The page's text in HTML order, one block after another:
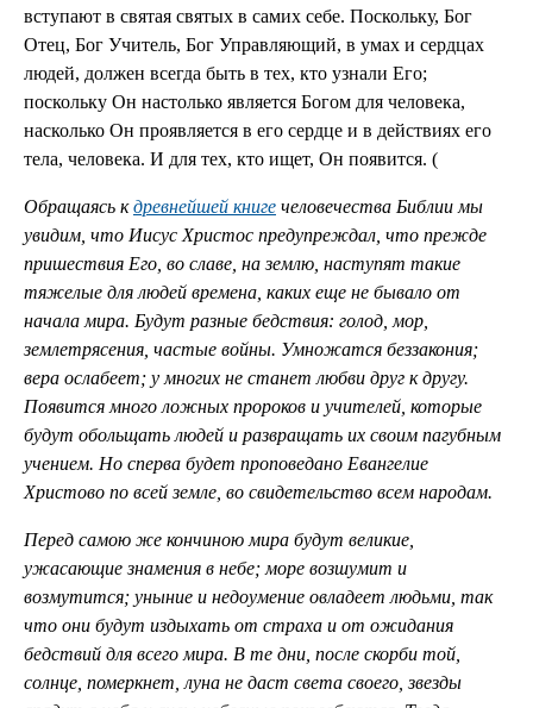
вступают в святая святых в самих себе. Поскольку, Бог
Отец, Бог Учитель, Бог Управляющий, в умах и сердцах
людей, должен всегда быть в тех, кто узнали Его;
поскольку Он настолько является Богом для человека,
насколько Он проявляется в его сердце и в действиях его
тела, человека. И для тех, кто ищет, Он появится. (
Обращаясь кдревнейшей книге человечества Библии мы
увидим, что Иисус Христос предупреждал, что прежде
пришествия Его, во славе, на землю, наступят такие
тяжелые для людей времена, каких еще не бывало от
начала мира. Будут разные бедствия: голод, мор,
землетрясения, частые войны. Умножатся беззакония;
вера ослабеет; у многих не станет любви друг к другу.
Появится много ложных пророков и учителей, которые
будут обольщать людей и развращать их своим пагубным
учением. Но сперва будет проповедано Евангелие
Христово по всей земле, во свидетельство всем народам.
Перед самою же кончиною мира будут великие,
ужасающие знамения в небе; море возшумит и
возмутится; уныние и недоумение овладеет людьми, так
что они будут издыхать от страха и от ожидания
бедствий для всего мира. В те дни, после скорби той,
солнце, померкнет, луна не даст света своего, звезды